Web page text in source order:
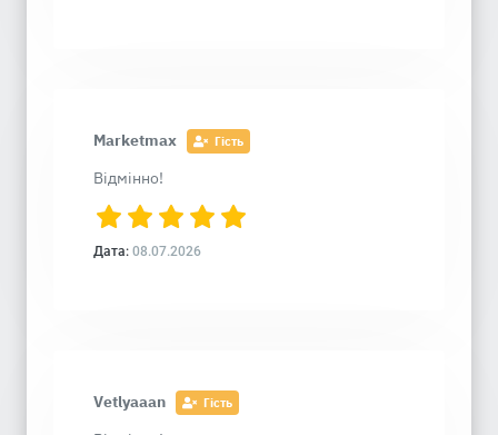
Marketmax Гість
Відмінно!
Дата: 08.07.2026
Vetlyaaan Гість